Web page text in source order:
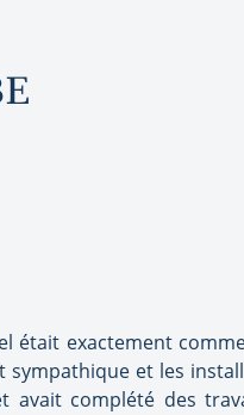
était exactement
sympathique et les
avait complété des